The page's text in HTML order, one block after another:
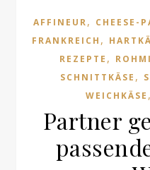
AFFINEUR, CHEESE-
FRANKREICH ,
REZEPTE ,
SCHNITTKÄSE ,
WEICHKÄSE ,
Partner